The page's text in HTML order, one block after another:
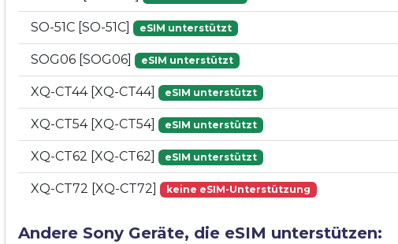
SO-51C [SO-51C] eSIM unterstützt
SOG06 [SOG06] eSIM unterstützt
XQ-CT44 [XQ-CT44] eSIM unterstützt
XQ-CT54 [XQ-CT54] eSIM unterstützt
XQ-CT62 [XQ-CT62] eSIM unterstützt
XQ-CT72 [XQ-CT72] keine eSIM-Unterstützung
Andere Sony Geräte, die eSIM unterstützen: